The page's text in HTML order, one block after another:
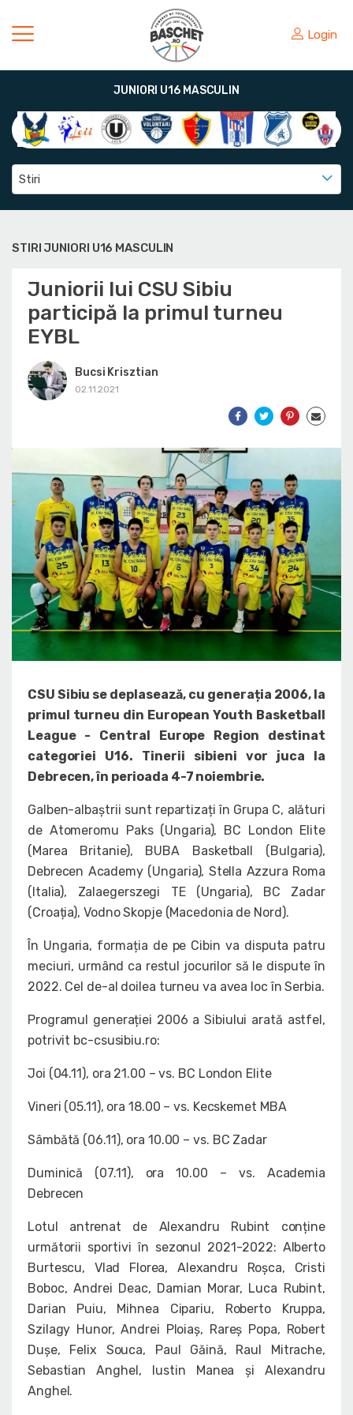
Login
JUNIORI U16 MASCULIN
Stiri
STIRI JUNIORI U16 MASCULIN
Juniorii lui CSU Sibiu
participă la primul turneu
EYBL
Bucsi Krisztian
02.11.2021
CSU Sibiu se deplasează, cu generația 2006, la
primul turneu din European Youth Basketball
League - Central Europe Region destinat
categoriei U16. Tinerii sibieni vor juca la
Debrecen, în perioada 4-7 noiembrie.
Galben-albaștrii sunt repartizați în Grupa C, alături
de Atomeromu Paks (Ungaria), BC London Elite
(Marea Britanie), BUBA Basketball (Bulgaria),
Debrecen Academy (Ungaria), Stella Azzura Roma
(Italia), Zalaegerszegi TE (Ungaria), BC Zadar
(Croația), Vodno Skopje (Macedonia de Nord).
În Ungaria, formația de pe Cibin va disputa patru
meciuri, urmând ca restul jocurilor să le dispute în
2022. Cel de-al doilea turneu va avea loc în Serbia.
Programul generației 2006 a Sibiului arată astfel,
potrivit bc-csusibiu.ro:
Joi (04.11), ora 21.00 – vs. BC London Elite
Vineri (05.11), ora 18.00 – vs. Kecskemet MBA
Sâmbătă (06.11), ora 10.00 – vs. BC Zadar
Duminică (07.11), ora 10.00 – vs. Academia
Debrecen
Lotul antrenat de Alexandru Rubint conține
următorii sportivi în sezonul 2021-2022: Alberto
Burtescu, Vlad Florea, Alexandru Roșca, Cristi
Boboc, Andrei Deac, Damian Morar, Luca Rubint,
Darian Puiu, Mihnea Cipariu, Roberto Kruppa,
Szilagy Hunor, Andrei Ploiaș, Rareș Popa, Robert
Dușe, Felix Souca, Paul Găină, Raul Mitrache,
Sebastian Anghel, Iustin Manea și Alexandru
Anghel.